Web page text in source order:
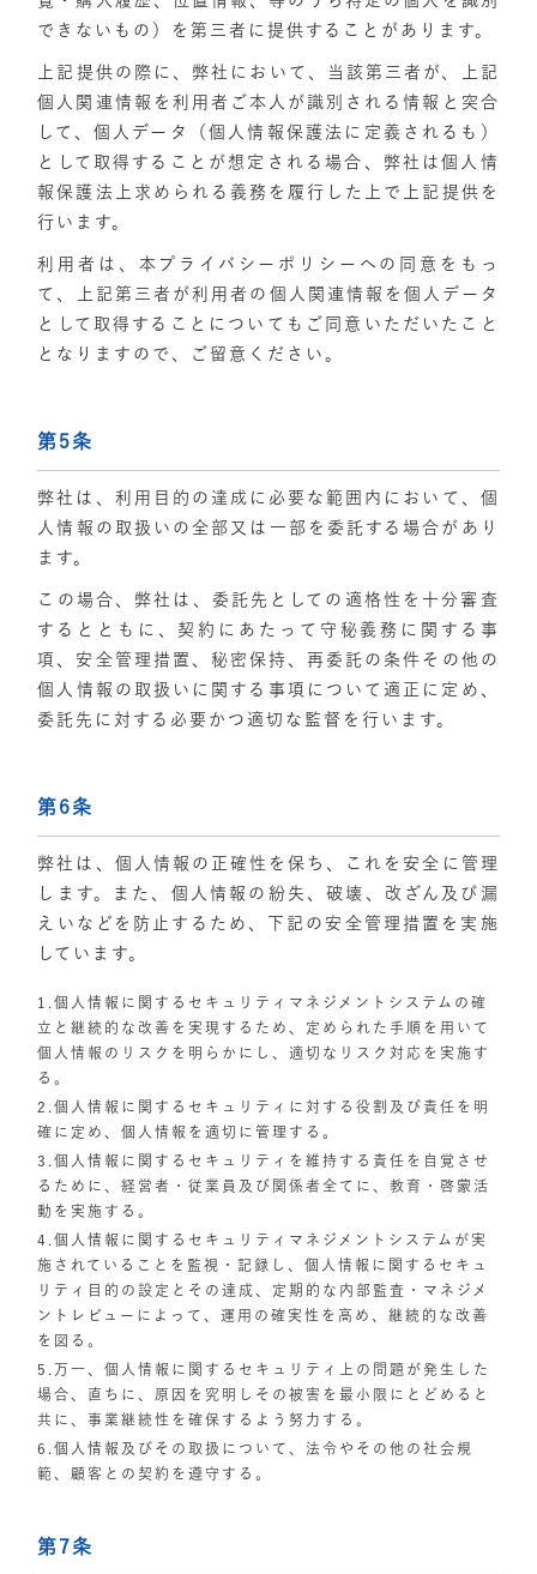
できないもの）を第三者に提供することがあります。
上記提供の際に、弊社において、当該第三者が、上記
個人関連情報を利用者ご本人が識別される情報と突合
して、個人データ（個人情報保護法に定義されるも）
として取得することが想定される場合、弊社は個人情
報保護法上求められる義務を履行した上で上記提供を
行います。
利用者は、本プライバシーポリシーへの同意をもっ
て、上記第三者が利用者の個人関連情報を個人データ
として取得することについてもご同意いただいたこと
となりますので、ご留意ください。
第5条
弊社は、利用目的の達成に必要な範囲内において、個
人情報の取扱いの全部又は一部を委託する場合があり
ます。
この場合、弊社は、委託先としての適格性を十分審査
するとともに、契約にあたって守秘義務に関する事
項、安全管理措置、秘密保持、再委託の条件その他の
個人情報の取扱いに関する事項について適正に定め、
委託先に対する必要かつ適切な監督を行います。
第6条
弊社は、個人情報の正確性を保ち、これを安全に管理
します。また、個人情報の紛失、破壊、改ざん及び漏
えいなどを防止するため、下記の安全管理措置を実施
しています。
1.個人情報に関するセキュリティマネジメントシステムの確
立と継続的な改善を実現するため、定められた手順を用いて
個人情報のリスクを明らかにし、適切なリスク対応を実施す
る。
2.個人情報に関するセキュリティに対する役割及び責任を明
確に定め、個人情報を適切に管理する。
3.個人情報に関するセキュリティを維持する責任を自覚させ
るために、経営者・従業員及び関係者全てに、教育・啓蒙活
動を実施する。
4.個人情報に関するセキュリティマネジメントシステムが実
施されていることを監視・記録し、個人情報に関するセキュ
リティ目的の設定とその達成、定期的な内部監査・マネジメ
ントレビューによって、運用の確実性を高め、継続的な改善
を図る。
5.万一、個人情報に関するセキュリティ上の問題が発生した
場合、直ちに、原因を究明しその被害を最小限にとどめると
共に、事業継続性を確保するよう努力する。
6.個人情報及びその取扱について、法令やその他の社会規
範、顧客との契約を遵守する。
第7条